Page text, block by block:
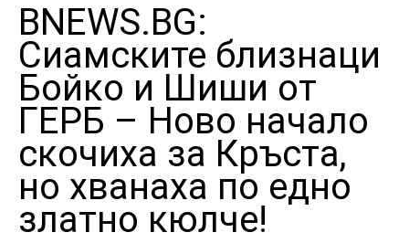
BNEWS.BG:
Сиамските близнаци
Бойко и Шиши от
ГЕРБ – Ново начало
скочиха за Кръста,
но хванаха по едно
златно кюлче!